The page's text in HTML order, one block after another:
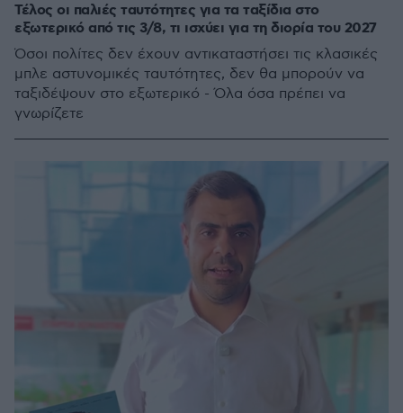
Τέλος οι παλιές ταυτότητες για τα ταξίδια στο
εξωτερικό από τις 3/8, τι ισχύει για τη διορία του 2027
Όσοι πολίτες δεν έχουν αντικαταστήσει τις κλασικές
μπλε αστυνομικές ταυτότητες, δεν θα μπορούν να
ταξιδέψουν στο εξωτερικό - Όλα όσα πρέπει να
γνωρίζετε